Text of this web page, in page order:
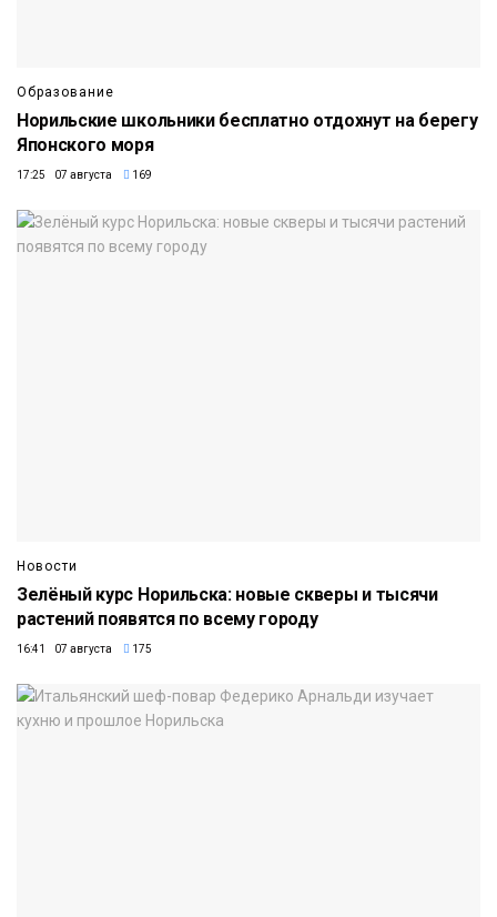
Образование
Норильские школьники бесплатно отдохнут на берегу
Японского моря
17:25 07 августа 169
Новости
Зелёный курс Норильска: новые скверы и тысячи
растений появятся по всему городу
16:41 07 августа 175